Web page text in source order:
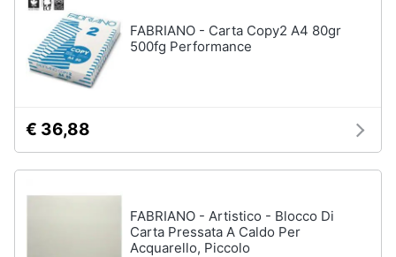
Prima
infanzia
Casalinghi
FABRIANO - Carta Copy2 A4 80gr
500fg Performance
€ 36,88
FABRIANO - Artistico - Blocco Di
Carta Pressata A Caldo Per
Acquarello, Piccolo